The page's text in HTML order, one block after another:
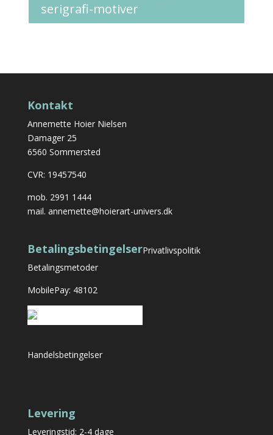
serigrafi-motiver
Kontakt
Annemette Hoier Nielsen
Damager 25
6560 Sommersted
CVR: 19457540
mob. 2991 1444
mail. annemette@hoierart-univers.dk
Betalingsbetingelser
Betalingsmetoder
MobilePay: 48102
Handelsbetingelser
Privatlivspolitik
Levering
Leveringstid: 2-4 dage